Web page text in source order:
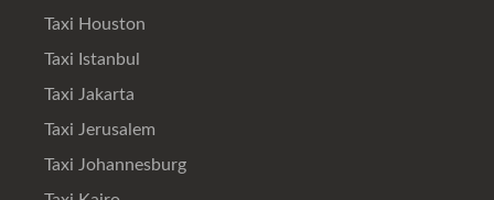
Taxi Houston
Taxi Istanbul
Taxi Jakarta
Taxi Jerusalem
Taxi Johannesburg